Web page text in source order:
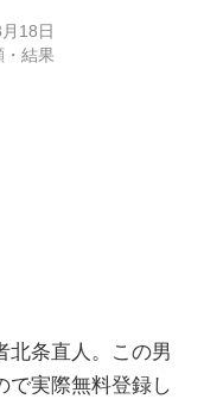
18日
・結果
北条直人。この男
で実際無料登録し